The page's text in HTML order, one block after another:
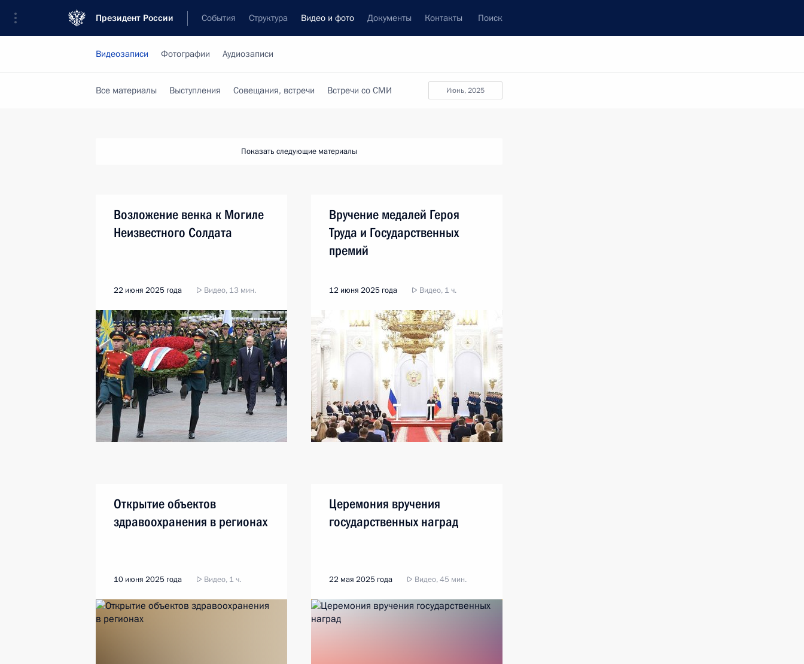
Президент России События Структура Видео и фото Документы Контакты Поиск
Видеозаписи Фотографии Аудиозаписи
июнь, 2025
Все материалы Выступления Совещания, встречи Встречи со СМИ
Показать следующие материалы
Возложение венка к Могиле
Неизвестного Солдата
22 июня 2025 года Видео, 13 мин.
Вручение медалей Героя
Труда и Государственных
премий
12 июня 2025 года Видео, 1 ч.
Открытие объектов
здравоохранения в регионах
10 июня 2025 года Видео, 1 ч.
Церемония вручения
государственных наград
22 мая 2025 года Видео, 45 мин.